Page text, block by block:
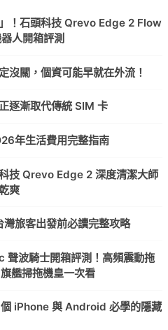
！石頭科技 Qrevo Edge 2 Flow
人開箱評測
沒關，個資可能早就在外流！
逐漸取代傳統 SIM 卡
年生活費用完整指南
技 Qrevo Edge 2 深度清潔大師
爽
旅客出發前必讀完整攻略
波騎士開箱評測！高頻震動拖
艦掃拖機皇一次看
iPhone 與 Android 必學的隱藏